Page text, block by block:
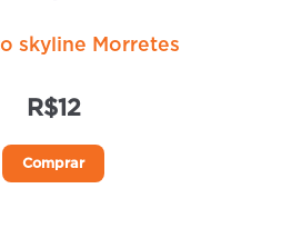
skyline Morretes
R$12
Comprar